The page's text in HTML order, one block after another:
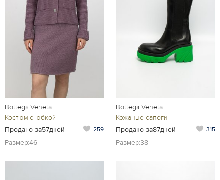
Bottega Veneta
Костюм с юбкой
Продано за57дней
259
Размер:46
Bottega Veneta
Кожаные сапоги
Продано за87дней
315
Размер:38